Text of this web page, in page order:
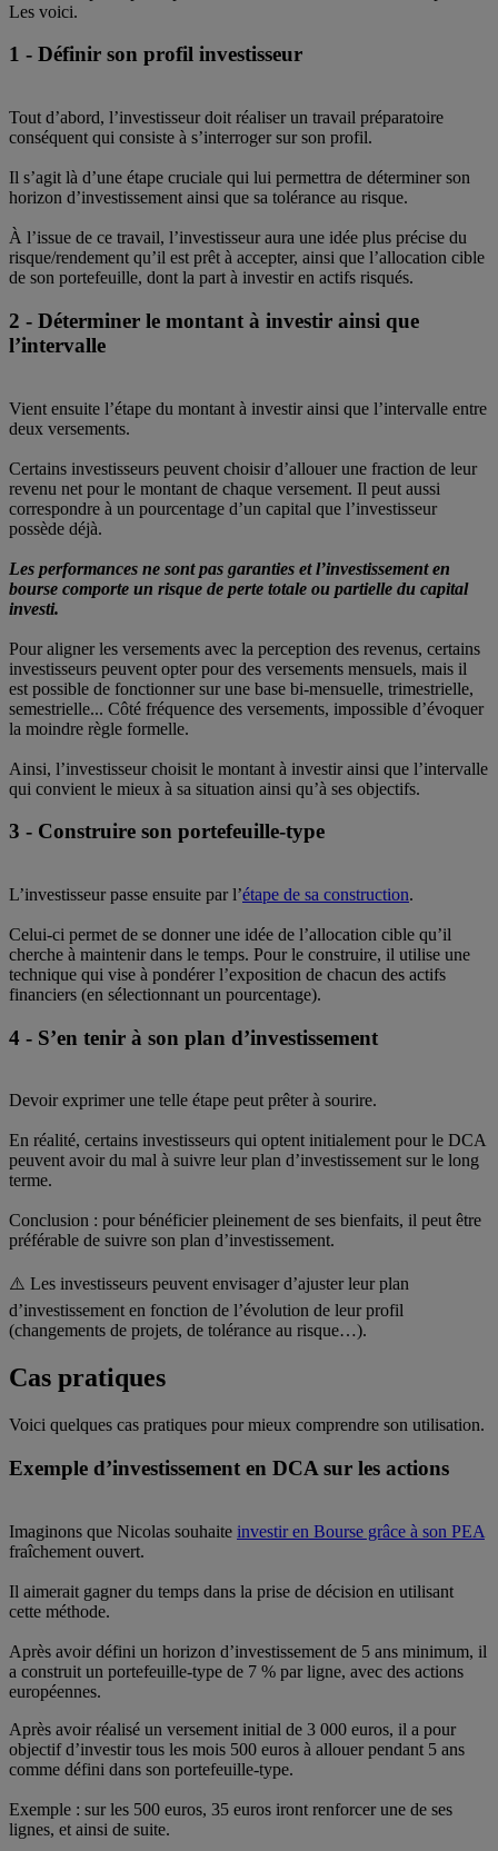
Les voici.
1 - Définir son profil investisseur
Tout d’abord, l’investisseur doit réaliser un travail préparatoire
conséquent qui consiste à s’interroger sur son profil.
Il s’agit là d’une étape cruciale qui lui permettra de déterminer son
horizon d’investissement ainsi que sa tolérance au risque.
À l’issue de ce travail, l’investisseur aura une idée plus précise du
risque/rendement qu’il est prêt à accepter, ainsi que l’allocation cible
de son portefeuille, dont la part à investir en actifs risqués.
2 - Déterminer le montant à investir ainsi que
l’intervalle
Vient ensuite l’étape du montant à investir ainsi que l’intervalle entre
deux versements.
Certains investisseurs peuvent choisir d’allouer une fraction de leur
revenu net pour le montant de chaque versement. Il peut aussi
correspondre à un pourcentage d’un capital que l’investisseur
possède déjà.
Les performances ne sont pas garanties et l’investissement en
bourse comporte un risque de perte totale ou partielle du capital
investi.
Pour aligner les versements avec la perception des revenus, certains
investisseurs peuvent opter pour des versements mensuels, mais il
est possible de fonctionner sur une base bi-mensuelle, trimestrielle,
semestrielle... Côté fréquence des versements, impossible d’évoquer
la moindre règle formelle.
Ainsi, l’investisseur choisit le montant à investir ainsi que l’intervalle
qui convient le mieux à sa situation ainsi qu’à ses objectifs.
3 - Construire son portefeuille-type
L’investisseur passe ensuite par l’étape de sa construction.
Celui-ci permet de se donner une idée de l’allocation cible qu’il
cherche à maintenir dans le temps. Pour le construire, il utilise une
technique qui vise à pondérer l’exposition de chacun des actifs
financiers (en sélectionnant un pourcentage).
4 - S’en tenir à son plan d’investissement
Devoir exprimer une telle étape peut prêter à sourire.
En réalité, certains investisseurs qui optent initialement pour le DCA
peuvent avoir du mal à suivre leur plan d’investissement sur le long
terme.
Conclusion : pour bénéficier pleinement de ses bienfaits, il peut être
préférable de suivre son plan d’investissement.
⚠️ Les investisseurs peuvent envisager d’ajuster leur plan
d’investissement en fonction de l’évolution de leur profil
(changements de projets, de tolérance au risque…).
Cas pratiques
Voici quelques cas pratiques pour mieux comprendre son utilisation.
Exemple d’investissement en DCA sur les actions
Imaginons que Nicolas souhaite investir en Bourse grâce à son PEA
fraîchement ouvert.
Il aimerait gagner du temps dans la prise de décision en utilisant
cette méthode.
Après avoir défini un horizon d’investissement de 5 ans minimum, il
a construit un portefeuille-type de 7 % par ligne, avec des actions
européennes.
Après avoir réalisé un versement initial de 3 000 euros, il a pour
objectif d’investir tous les mois 500 euros à allouer pendant 5 ans
comme défini dans son portefeuille-type.
Exemple : sur les 500 euros, 35 euros iront renforcer une de ses
lignes, et ainsi de suite.